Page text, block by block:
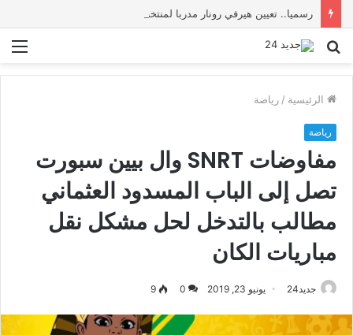
رسميا.. تعيين هيرفي رونار مدربا لمنتخب كوت ديفوار
بحث
الرئيسية / رياضة
رياضة
مفاوضات SNRT وال بيين سبورت
تصل إلى الباب المسدود العثماني
مطالب بالتدخل لحل مشكل نقل
مباريات الكان
جديد24 يونيو 23, 2019 0
9